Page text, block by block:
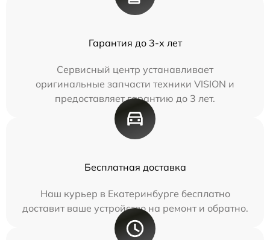
Гарантия до 3-х лет
Сервисный центр устанавливает
оригинальные запчасти техники VISION и
предоставляет гарантию до 3 лет.
Бесплатная доставка
Наш курьер в Екатеринбурге бесплатно
доставит ваше устройство на ремонт и обратно.